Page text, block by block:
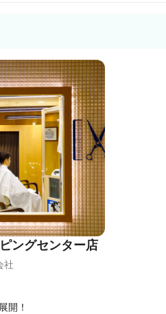
ングセンター店
社
開！